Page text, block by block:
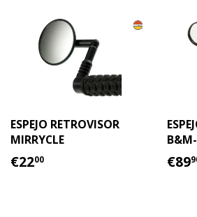
ESPEJO RETROVISOR
MIRRYCLE
PRECIO
€2200 €89